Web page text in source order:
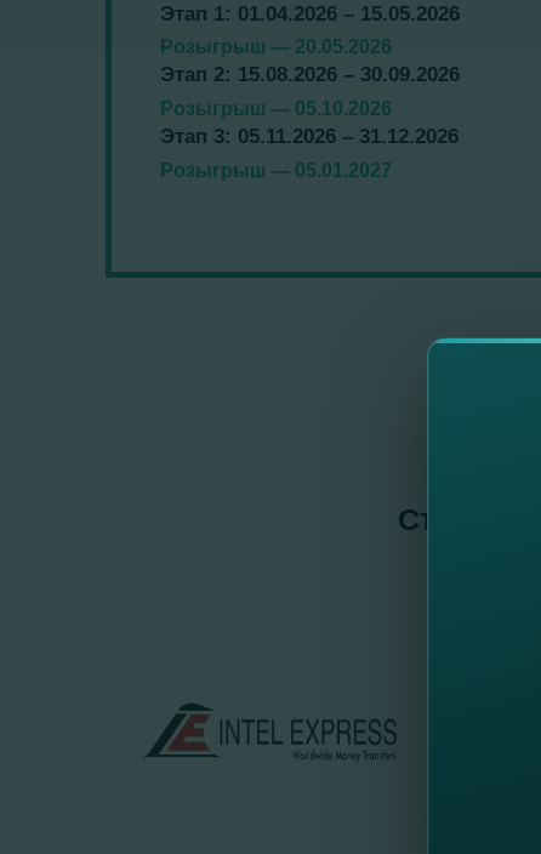
Этап 1: 01.04.2026 – 15.05.2026
Розыгрыш — 20.05.2026
Этап 2: 15.08.2026 – 30.09.2026
Розыгрыш — 05.10.2026
Этап 3: 05.11.2026 – 31.12.2026
Розыгрыш — 05.01.2027
Станьте